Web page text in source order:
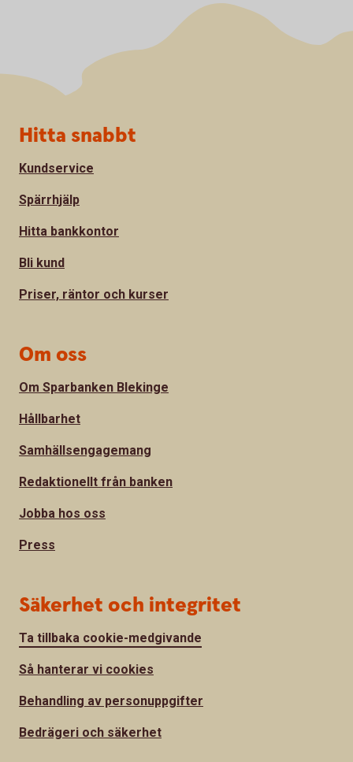
Sidfot
Hitta snabbt
Kundservice
Spärrhjälp
Hitta bankkontor
Bli kund
Priser, räntor och kurser
Om oss
Om Sparbanken Blekinge
Hållbarhet
Samhällsengagemang
Redaktionellt från banken
Jobba hos oss
Press
Säkerhet och integritet
Ta tillbaka cookie-medgivande
Så hanterar vi cookies
Behandling av personuppgifter
Bedrägeri och säkerhet